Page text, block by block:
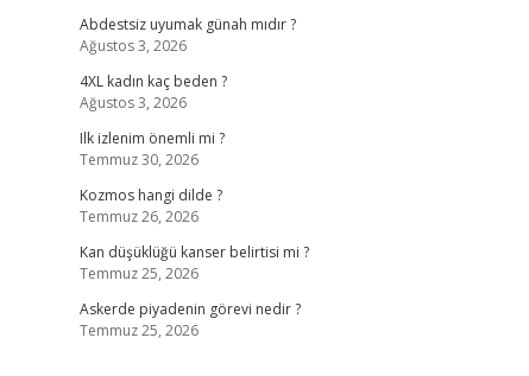
Abdestsiz uyumak günah mıdır ?
Ağustos 3, 2026
4XL kadın kaç beden ?
Ağustos 3, 2026
Ilk izlenim önemli mi ?
Temmuz 30, 2026
Kozmos hangi dilde ?
Temmuz 26, 2026
Kan düşüklüğü kanser belirtisi mi ?
Temmuz 25, 2026
Askerde piyadenin görevi nedir ?
Temmuz 25, 2026